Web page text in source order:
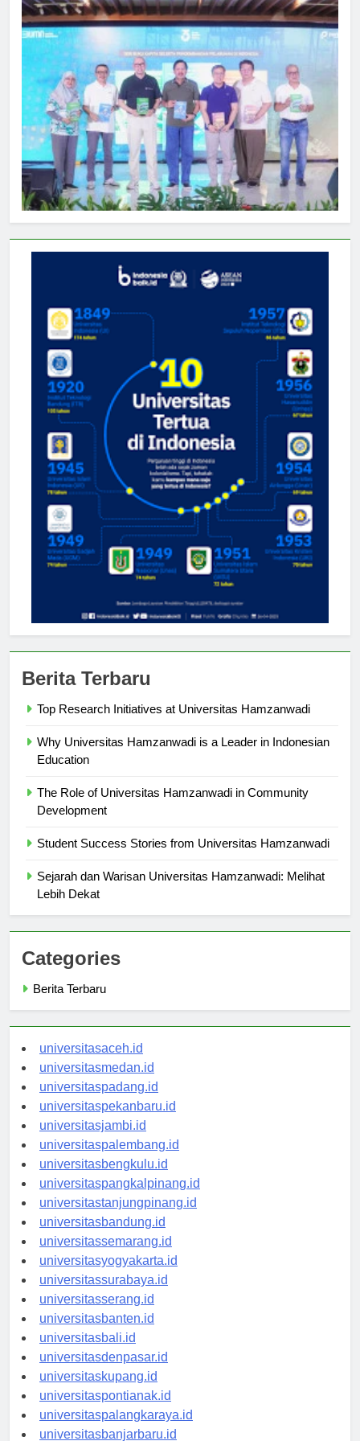
Why Universitas Hamzanwadi is a Leader in Indonesian
The Role of Universitas Hamzanwadi in Community
Sejarah dan Warisan Universitas Hamzanwadi: Melihat
Categories
universitasaceh.id
universitasmedan.id
universitaspadang.id
universitaspekanbaru.id
universitasjambi.id
universitaspalembang.id
universitasbengkulu.id
universitaspangkalpinang.id
universitastanjungpinang.id
universitasbandung.id
universitassemarang.id
universitasyogyakarta.id
universitassurabaya.id
universitasserang.id
universitasbanten.id
universitasbali.id
universitasdenpasar.id
universitaskupang.id
universitaspontianak.id
universitaspalangkaraya.id